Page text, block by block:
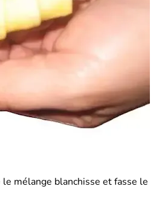
le mélange blanchisse et fasse le